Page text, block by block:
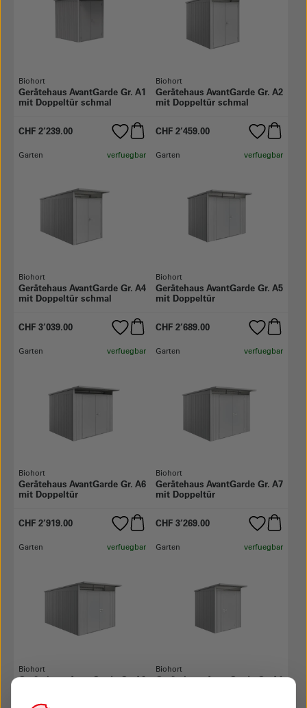
Biohort
Gerätehaus AvantGarde Gr. A1
mit Doppeltür schmal
CHF 2’239.00
Biohort
Gerätehaus AvantGarde Gr. A2
mit Doppeltür schmal
CHF 2’459.00
Garten verfuegbar
Biohort
Gerätehaus AvantGarde Gr. A4
mit Doppeltür schmal
CHF 3’039.00
Garten verfuegbar
Biohort
Gerätehaus AvantGarde Gr. A5
mit Doppeltür
CHF 2’689.00
Garten verfuegbar
Biohort
Gerätehaus AvantGarde Gr. A6
mit Doppeltür
CHF 2’919.00
Garten verfuegbar
Biohort
Gerätehaus AvantGarde Gr. A7
mit Doppeltür
CHF 3’269.00
Garten verfuegbar
Biohort
Gerätehaus AvantGarde Gr. A8
Garten verfuegbar
Biohort
Gerätehaus AvantGarde Gr. A1